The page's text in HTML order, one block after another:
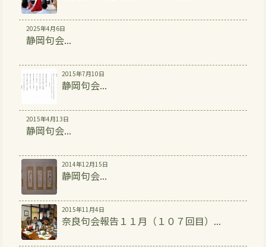
2025年4月6日
静岡句会...
2015年7月10日
静岡句会...
2015年4月13日
静岡句会...
2014年12月15日
静岡句会...
2015年11月4日
奈良句会報告１１月（１０７回目）...